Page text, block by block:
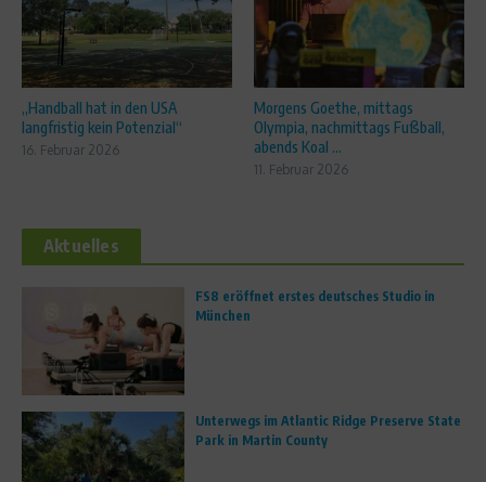
„Handball hat in den USA
langfristig kein Potenzial“
16. Februar 2026
Morgens Goethe, mittags
Olympia, nachmittags Fußball,
abends Koal ...
11. Februar 2026
Aktuelles
FS8 eröffnet erstes deutsches Studio in
München
Unterwegs im Atlantic Ridge Preserve State
Park in Martin County